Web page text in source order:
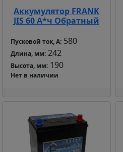
Аккумулятор FRANK
JIS 60 А*ч Обратный
Пусковой ток, А: 580
Длина, мм: 242
Высота, мм: 190
Нет в наличии